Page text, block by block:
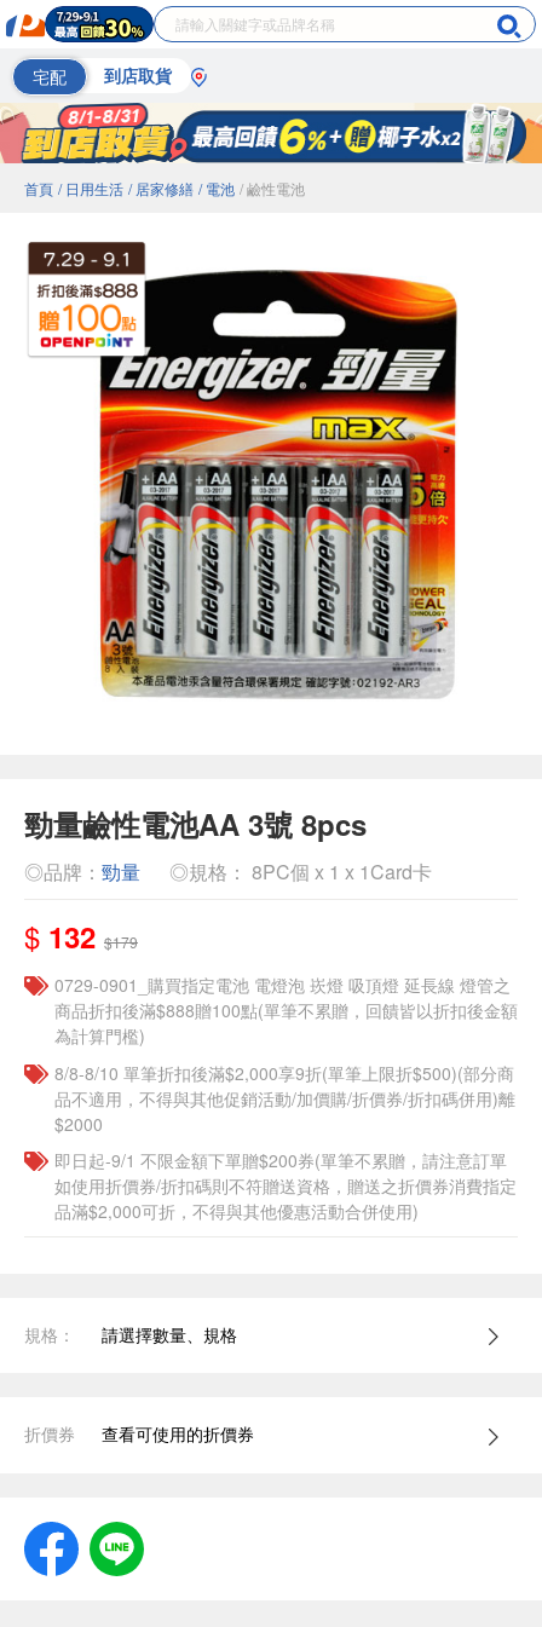
宅配 到店取貨
首頁 / 日用生活 / 居家修繕 / 電池 / 鹼性電池
勁量鹼性電池AA 3號 8pcs
◎品牌： 勁量 ◎規格： 8PC個 x 1 x 1Card卡
$ 132 $179
0729-0901_購買指定電池 電燈泡 崁燈 吸頂燈 延長線 燈管之
商品折扣後滿$888贈100點(單筆不累贈，回饋皆以折扣後金額
為計算門檻)
8/8-8/10 單筆折扣後滿$2,000享9折(單筆上限折$500)(部分商
品不適用，不得與其他促銷活動/加價購/折價券/折扣碼併用)離
$2000
即日起-9/1 不限金額下單贈$200券(單筆不累贈，請注意訂單
如使用折價券/折扣碼則不符贈送資格，贈送之折價券消費指定
品滿$2,000可折，不得與其他優惠活動合併使用)
規格： 請選擇數量、規格
折價券 查看可使用的折價券